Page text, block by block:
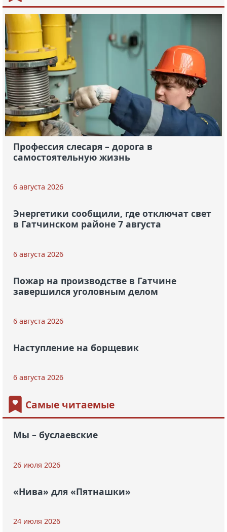
Профессия слесаря – дорога в
самостоятельную жизнь
6 августа 2026
Энергетики сообщили, где отключат свет
в Гатчинском районе 7 августа
6 августа 2026
Пожар на производстве в Гатчине
завершился уголовным делом
6 августа 2026
Наступление на борщевик
6 августа 2026
Самые читаемые
Мы – буслаевские
26 июля 2026
«Нива» для «Пятнашки»
24 июля 2026